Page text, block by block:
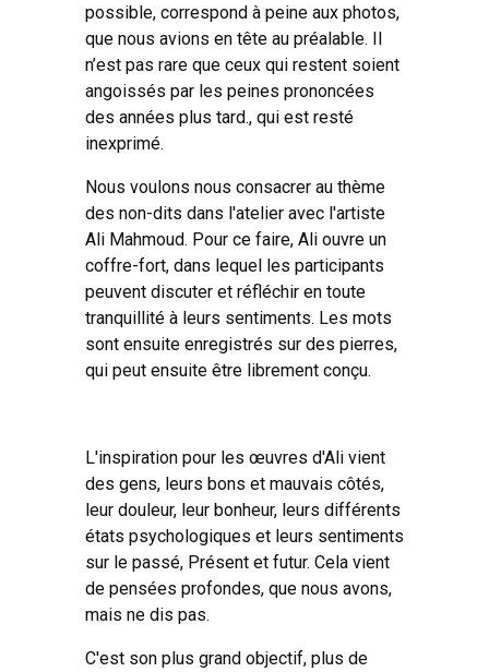
possible, correspond à peine aux photos,
que nous avions en tête au préalable. Il
n’est pas rare que ceux qui restent soient
angoissés par les peines prononcées
des années plus tard., qui est resté
inexprimé.
Nous voulons nous consacrer au thème
des non-dits dans l'atelier avec l'artiste
Ali Mahmoud. Pour ce faire, Ali ouvre un
coffre-fort, dans lequel les participants
peuvent discuter et réfléchir en toute
tranquillité à leurs sentiments. Les mots
sont ensuite enregistrés sur des pierres,
qui peut ensuite être librement conçu.
L'inspiration pour les œuvres d'Ali vient
des gens, leurs bons et mauvais côtés,
leur douleur, leur bonheur, leurs différents
états psychologiques et leurs sentiments
sur le passé, Présent et futur. Cela vient
de pensées profondes, que nous avons,
mais ne dis pas.
C'est son plus grand objectif, plus de